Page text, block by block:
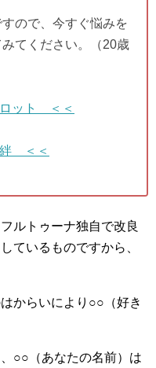
ので、今すぐ悩みを
てください。（20歳
ット ＜＜
＜＜
ルトゥーナ独自で改良
ているものですから、
からいにより○○（好き
○○（あなたの名前）は